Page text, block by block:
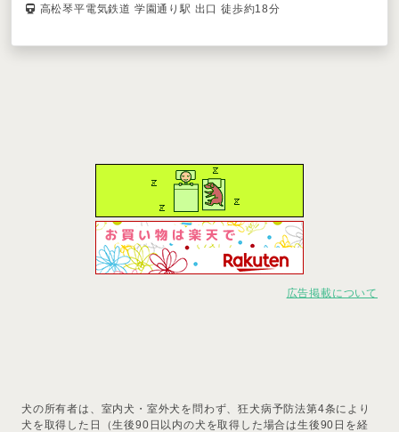
高松琴平電気鉄道 学園通り駅 出口 徒歩約18分
広告掲載について
犬の所有者は、室内犬・室外犬を問わず、狂犬病予防法第4条により
犬を取得した日（生後90日以内の犬を取得した場合は生後90日を経